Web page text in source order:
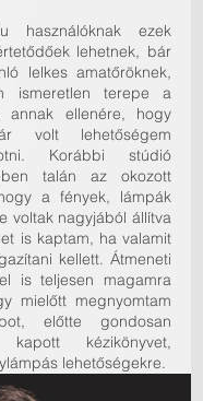
használóknak ezek
lehetnek, bár
lelkes amatőröknek,
ismeretlen terepe a
annak ellenére, hogy
volt lehetőségem
Korábbi stúdió
talán az okozott
a fények, lámpák
voltak nagyjából állítva
is kaptam, ha valamit
kellett. Átmeneti
is teljesen magamra
mielőtt megnyomtam
előtte gondosan
kézikönyvet,
lehetőségekre.